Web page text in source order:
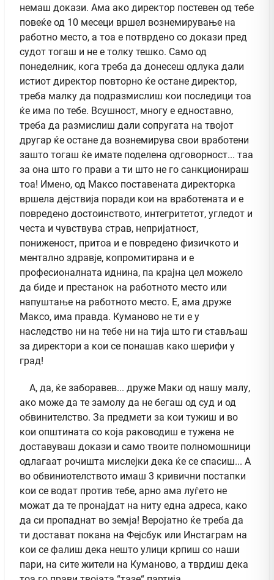
немаш докази. Ама ако директор постевен од тебе
повеќе од 10 месеци вршел вознемирување на
работно место, а тоа е потврдено со докази пред
судот тогаш и не е толку тешко. Само од
понеделник, кога треба да донесеш одлука дали
истиот директор повторно ќе остане директор,
треба малку да подразмислиш кои последици тоа
ќе има по тебе. Всушност, многу е едноставно,
треба да размислиш дали сопругата на твојот
другар ќе остане да вознемирува свои вработени
зашто тогаш ќе имате поделена одговорност... таа
за она што го прави а ти што не го санкционираш
тоа! Имено, од Максо поставената директорка
вршела дејствија поради кои на вработената и е
повредено достоинството, интегритетот, угледот и
честа и чувствува страв, непријатност,
пониженост, притоа и е повредено физичкото и
ментално здравје, копромитирана и е
професионалната иднина, па крајна цел можело
да биде и престанок на работното место или
напуштање на работното место. Е, ама друже
Максо, има правда. Куманово не ти е у
наследство ни на тебе ни на тија што ги стављаш
за директори а кои се понашав како шерифи у
град!
А, да, ќе заборавев... друже Маки од нашу малу,
ако може да те замолу да не бегаш од суд и од
обвинителство. За предмети за кои тужиш и во
кои општината со која раководиш е тужена не
доставуваш докази и само твоите полномошници
одлагаат рочишта мислејки дека ќе се спасиш... А
во обвиниотелството имаш 3 кривични постапки
кои се водат против тебе, арно ама луѓето не
можат да те пронајдат на ниту една адреса, како
да си пропаднат во земја! Веројатно ќе треба да
ти достават покана на Фејсбук или Инстаграм на
кои се фалиш дека нешто улици крпиш со наши
пари, на сите жители на Куманово, а тврдиш дека